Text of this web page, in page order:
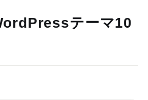
テーマ10